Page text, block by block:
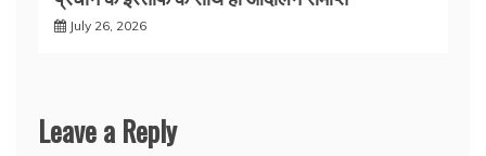
July 26, 2026
Leave a Reply